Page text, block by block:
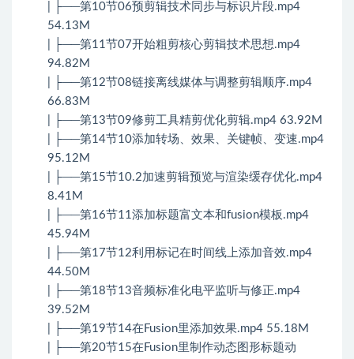
| ├──第10节06预剪辑技术同步与标识片段.mp4
54.13M
| ├──第11节07开始粗剪核心剪辑技术思想.mp4
94.82M
| ├──第12节08链接离线媒体与调整剪辑顺序.mp4
66.83M
| ├──第13节09修剪工具精剪优化剪辑.mp4 63.92M
| ├──第14节10添加转场、效果、关键帧、变速.mp4
95.12M
| ├──第15节10.2加速剪辑预览与渲染缓存优化.mp4
8.41M
| ├──第16节11添加标题富文本和fusion模板.mp4
45.94M
| ├──第17节12利用标记在时间线上添加音效.mp4
44.50M
| ├──第18节13音频标准化电平监听与修正.mp4
39.52M
| ├──第19节14在Fusion里添加效果.mp4 55.18M
| ├──第20节15在Fusion里制作动态图形标题动